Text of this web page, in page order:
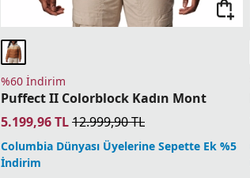
%60 İndirim
Puffect II Colorblock Kadın Mont
5.199,96TL12.999,90TL
Columbia Dünyası Üyelerine Sepette Ek %5
İndirim